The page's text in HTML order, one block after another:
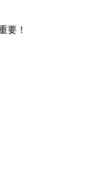
要！